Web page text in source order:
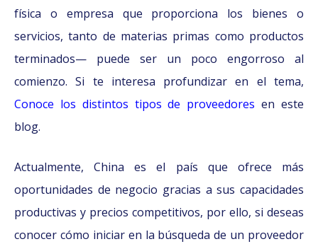
física o empresa que proporciona los bienes o
servicios, tanto de materias primas como productos
terminados— puede ser un poco engorroso al
comienzo. Si te interesa profundizar en el tema,
Conoce los distintos tipos de proveedores en este
blog.
Actualmente, China es el país que ofrece más
oportunidades de negocio gracias a sus capacidades
productivas y precios competitivos, por ello, si deseas
conocer cómo iniciar en la búsqueda de un proveedor